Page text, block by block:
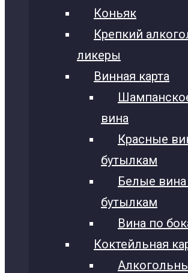
Коньяк
Крепкий
ликеры
Винная карта
вина
Красные
бутылкам
Белые
бутылкам
Вина по
Коктейльная